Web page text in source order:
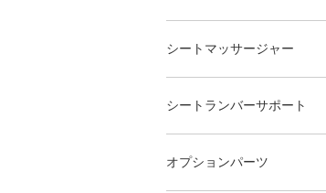
シートマッサージャー
シートランバーサポート
オプションパーツ